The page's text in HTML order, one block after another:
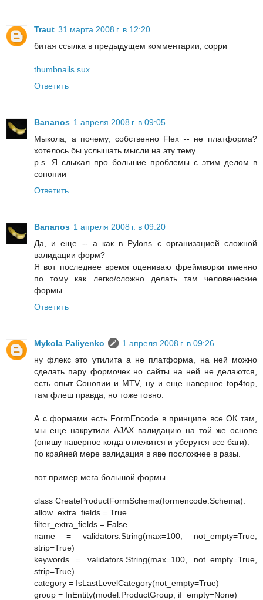
Traut 31 марта 2008 г. в 12:20
битая ссылка в предыдущем комментарии, сорри
thumbnails sux
Ответить
Bananos 1 апреля 2008 г. в 09:05
Мыкола, а почему, собственно Flex -- не платформа?
хотелось бы услышать мысли на эту тему
p.s. Я слыхал про большие проблемы с этим делом в
сонопии
Ответить
Bananos 1 апреля 2008 г. в 09:20
Да, и еще -- а как в Pylons с организацией сложной
валидации форм?
Я вот последнее время оцениваю фреймворки именно
по тому как легко/сложно делать там человеческие
формы
Ответить
Mykola Paliyenko
1 апреля 2008 г. в 09:26
ну флекс это утилита а не платформа, на ней можно
сделать пару формочек но сайты на ней не делаются,
есть опыт Сонопии и MTV, ну и еще наверное top4top,
там флеш правда, но тоже говно.
А с формами есть FormEncode в принципе все ОК там,
мы еще накрутили AJAX валидацию на той же основе
(опишу наверное когда отлежится и уберутся все баги).
по крайней мере валидация в яве посложнее в разы.
вот пример мега большой формы
class CreateProductFormSchema(formencode.Schema):
allow_extra_fields = True
filter_extra_fields = False
name = validators.String(max=100, not_empty=True,
strip=True)
keywords = validators.String(max=100, not_empty=True,
strip=True)
category = IsLastLevelCategory(not_empty=True)
group = InEntity(model.ProductGroup, if_empty=None)